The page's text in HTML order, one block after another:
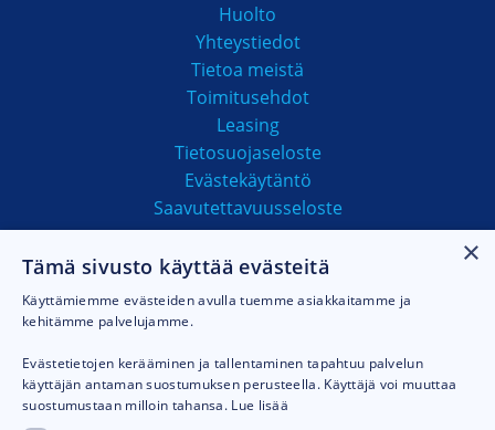
Huolto
Yhteystiedot
Tietoa meistä
Toimitusehdot
Leasing
Tietosuojaseloste
Evästekäytäntö
Saavutettavuusseloste
MAKSUTAVAT
×
Tämä sivusto käyttää evästeitä
Käyttämiemme evästeiden avulla tuemme asiakkaitamme ja
kehitämme palvelujamme.
Evästetietojen kerääminen ja tallentaminen tapahtuu palvelun
käyttäjän antaman suostumuksen perusteella. Käyttäjä voi muuttaa
suostumustaan milloin tahansa. Lue lisää